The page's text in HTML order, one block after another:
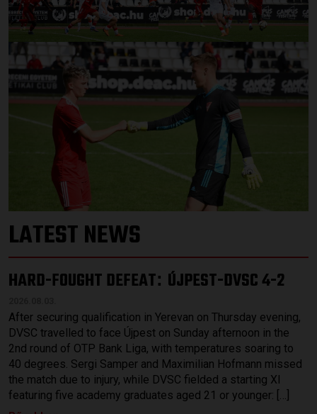
LATEST NEWS
HARD-FOUGHT DEFEAT: ÚJPEST-DVSC 4-2
After securing qualification in Yerevan on Thursday evening,
DVSC travelled to face Újpest on Sunday afternoon in the
2nd round of OTP Bank Liga, with temperatures soaring to
40 degrees. Sergi Samper and Maximilian Hofmann missed
the match due to injury, while DVSC fielded a starting XI
featuring five academy graduates aged 21 or younger: […]